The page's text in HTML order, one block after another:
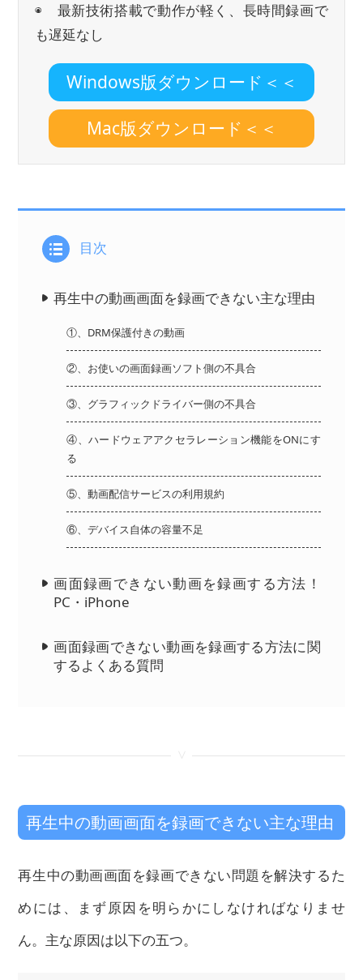
◉ 最新技術搭載で動作が軽く、長時間録画で
も遅延なし
Windows版ダウンロード＜＜
Mac版ダウンロード＜＜
目次
再生中の動画画面を録画できない主な理由
①、DRM保護付きの動画
②、お使いの画面録画ソフト側の不具合
③、グラフィックドライバー側の不具合
④、ハードウェアアクセラレーション機能をONにす
る
⑤、動画配信サービスの利用規約
⑥、デバイス自体の容量不足
画面録画できない動画を録画する方法！
PC・iPhone
画面録画できない動画を録画する方法に関
するよくある質問
再生中の動画画面を録画できない主な理由
再生中の動画画面を録画できない問題を解決するた
めには、まず原因を明らかにしなければなりませ
ん。主な原因は以下の五つ。